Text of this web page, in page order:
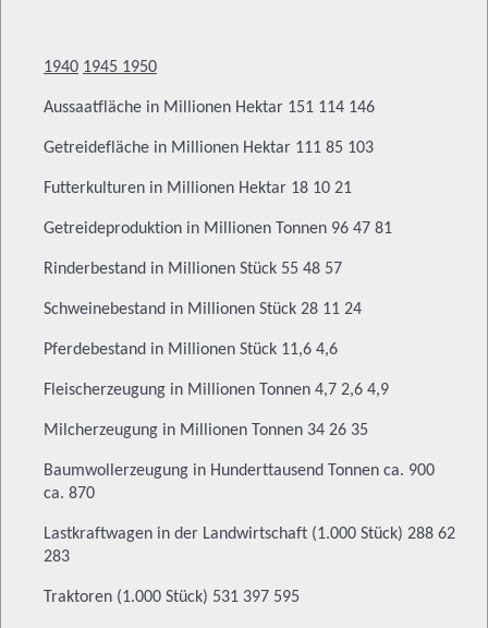
1940 1945 1950
Aussaatfläche in Millionen Hektar 151 114 146
Getreidefläche in Millionen Hektar 111 85 103
Futterkulturen in Millionen Hektar 18 10 21
Getreideproduktion in Millionen Tonnen 96 47 81
Rinderbestand in Millionen Stück 55 48 57
Schweinebestand in Millionen Stück 28 11 24
Pferdebestand in Millionen Stück 11,6 4,6
Fleischerzeugung in Millionen Tonnen 4,7 2,6 4,9
Milcherzeugung in Millionen Tonnen 34 26 35
Baumwollerzeugung in Hunderttausend Tonnen ca. 900
ca. 870
Lastkraftwagen in der Landwirtschaft (1.000 Stück) 288 62
283
Traktoren (1.000 Stück) 531 397 595